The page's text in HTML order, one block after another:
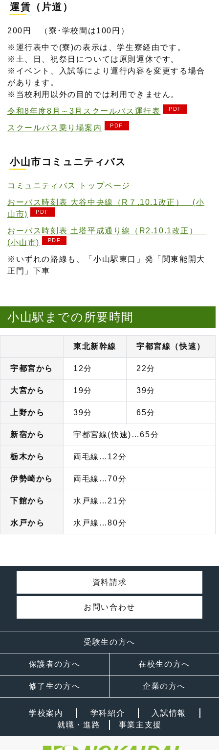
運賃（片道）
200円 （寮･学校間は100円）
※運行表中で(寮)の表示は、学生寮経由です。
※土、日、祝祭日については原則運休です。
※イベント、入試等により運行内容を変更する場合
があります。
※当校利用以外の目的では利用できません。
令和8年度8月～3月スクールバス運行表
スクールバス乗り場案内
小山市コミュニティバス
コミュニティバス トップページ
おーバス時刻表 大谷中央線（R７.10.1改正） (小
山市)
おーバス時刻表 土塔平成通り線（R2.10.1改正）
(小山市)
※いずれの路線も、「小山駅東口」発「関東能開大
正門」下車
小山駅までの所要時間
東北新幹線 宇都宮線（快速）
宇都宮から 12分 22分
大宮から 19分 39分
上野から 39分 65分
新宿から 宇都宮線(快速)…65分
栃木から 両毛線…12分
伊勢崎から 両毛線…70分
下館から 水戸線…21分
水戸から 水戸線…80分
資料請求
お問い合わせ
受験生の方へ
保護者の方へ 在校生の方へ
修了生の方へ 企業の方へ
学校案内 学科紹介
入試情報
就職・進路
事業主支援